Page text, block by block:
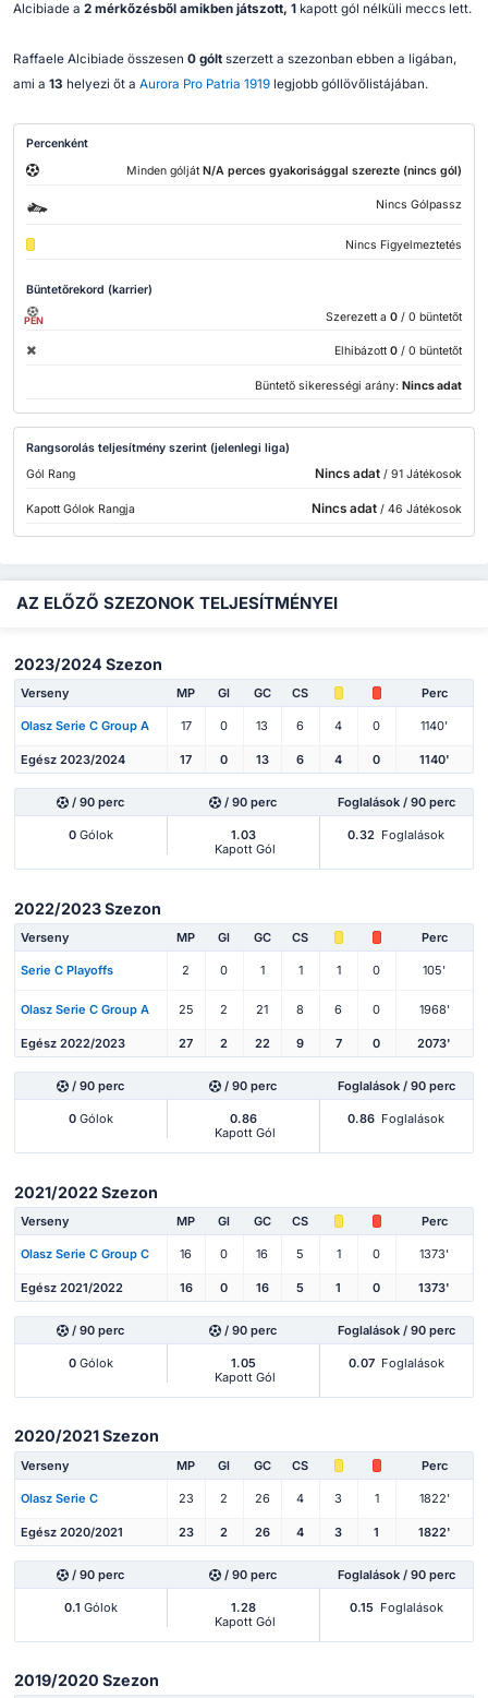
Alcibiade a 2 mérkőzésből amikben játszott, 1 kapott gól nélküli meccs lett.
Raffaele Alcibiade összesen 0 góltszerzett a szezonban ebben a ligában,
ami a 13 helyezi őt a Aurora Pro Patria 1919legjobb góllövőlistájában.
Percenként
Minden góljátN/A perces gyakorisággal szerezte (nincs gól)
Nincs Gólpassz
Nincs Figyelmeztetés
Büntetőrekord (karrier)
PEN Szerezett a 0 / 0 büntetőt
Elhibázott 0 / 0 büntetőt
Büntető sikerességi arány: Nincs adat
Rangsorolás teljesítmény szerint (jelenlegi liga)
Gól Rang
Nincs adat/ 91 Játékosok
Kapott Gólok Rangja Nincs adat/ 46 Játékosok
AZ ELŐZŐ SZEZONOK TELJESÍTMÉNYEI
2023/2024 Szezon
Verseny MP Gl GC CS Perc
Olasz Serie C Group A 17 0 13 6 4 0 1140'
Egész 2023/2024 17 0 13 6 4 0 1140'
/ 90 perc / 90 perc Foglalások / 90 perc
0Gólok
1.03
Kapott Gól
0.32 Foglalások
2022/2023 Szezon
Verseny MP Gl GC CS Perc
Serie C Playoffs 2 0 1 1 1 0 105'
Olasz Serie C Group A 25 2 21 8 6 0 1968'
Egész 2022/2023 27 2 22 9 7 0 2073'
/ 90 perc / 90 perc Foglalások / 90 perc
0Gólok
0.86
Kapott Gól
0.86 Foglalások
2021/2022 Szezon
Verseny MP Gl GC CS Perc
Olasz Serie C Group C 16 0 16 5 1 0 1373'
Egész 2021/2022 16 0 16 5 1 0 1373'
/ 90 perc / 90 perc Foglalások / 90 perc
0Gólok
1.05
Kapott Gól
0.07 Foglalások
2020/2021 Szezon
Verseny MP Gl GC CS Perc
Olasz Serie C 23 2 26 4 3 1 1822'
Egész 2020/2021 23 2 26 4 3 1 1822'
/ 90 perc / 90 perc Foglalások / 90 perc
0.1 Gólok
1.28
Kapott Gól
0.15 Foglalások
2019/2020 Szezon